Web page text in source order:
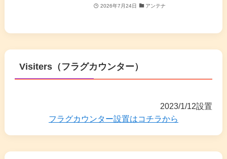
2026年7月24日 アンテナ
Visiters（フラグカウンター）
2023/1/12設置
フラグカウンター設置はコチラから